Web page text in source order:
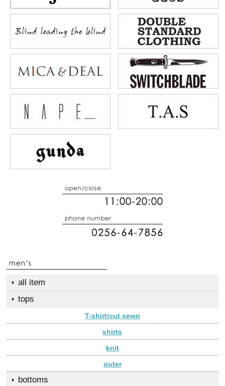
all item
tops
T-shirt/cut sewn
shirts
knit
outer
bottoms